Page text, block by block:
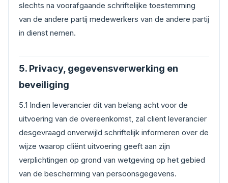
slechts na voorafgaande schriftelijke toestemming
van de andere partij medewerkers van de andere partij
in dienst nemen.
5. Privacy, gegevensverwerking en
beveiliging
5.1 Indien leverancier dit van belang acht voor de
uitvoering van de overeenkomst, zal cliënt leverancier
desgevraagd onverwijld schriftelijk informeren over de
wijze waarop cliënt uitvoering geeft aan zijn
verplichtingen op grond van wetgeving op het gebied
van de bescherming van persoonsgegevens.